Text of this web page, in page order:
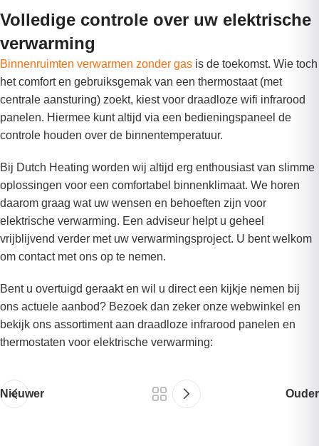
Volledige controle over uw elektrische
verwarming
Binnenruimten verwarmen zonder gas is de toekomst. Wie toch
het comfort en gebruiksgemak van een thermostaat (met
centrale aansturing) zoekt, kiest voor draadloze wifi infrarood
panelen. Hiermee kunt altijd via een bedieningspaneel de
controle houden over de binnentemperatuur.
Bij Dutch Heating worden wij altijd erg enthousiast van slimme
oplossingen voor een comfortabel binnenklimaat. We horen
daarom graag wat uw wensen en behoeften zijn voor
elektrische verwarming. Een adviseur helpt u geheel
vrijblijvend verder met uw verwarmingsproject. U bent welkom
om contact met ons op te nemen.
Bent u overtuigd geraakt en wil u direct een kijkje nemen bij
ons actuele aanbod? Bezoek dan zeker onze webwinkel en
bekijk ons assortiment aan draadloze infrarood panelen en
thermostaten voor elektrische verwarming:
Nieuwer Ouder